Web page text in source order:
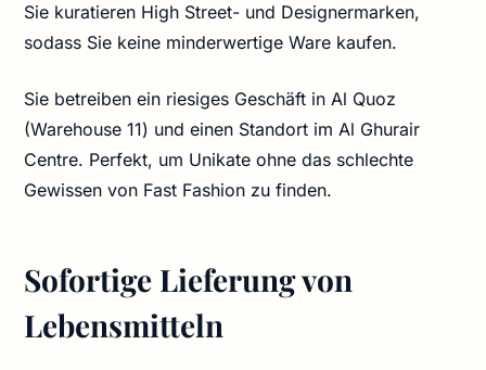
Sie kuratieren High Street- und Designermarken,
sodass Sie keine minderwertige Ware kaufen.
Sie betreiben ein riesiges Geschäft in Al Quoz
(Warehouse 11) und einen Standort im Al Ghurair
Centre. Perfekt, um Unikate ohne das schlechte
Gewissen von Fast Fashion zu finden.
Sofortige Lieferung von
Lebensmitteln